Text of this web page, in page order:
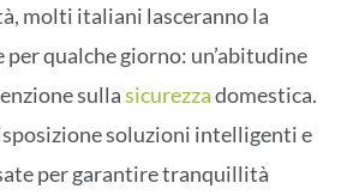
molti italiani lasceranno la
qualche giorno: un’abitudine
sullasicurezzadomestica.
soluzioni intelligenti e
per garantire tranquillità